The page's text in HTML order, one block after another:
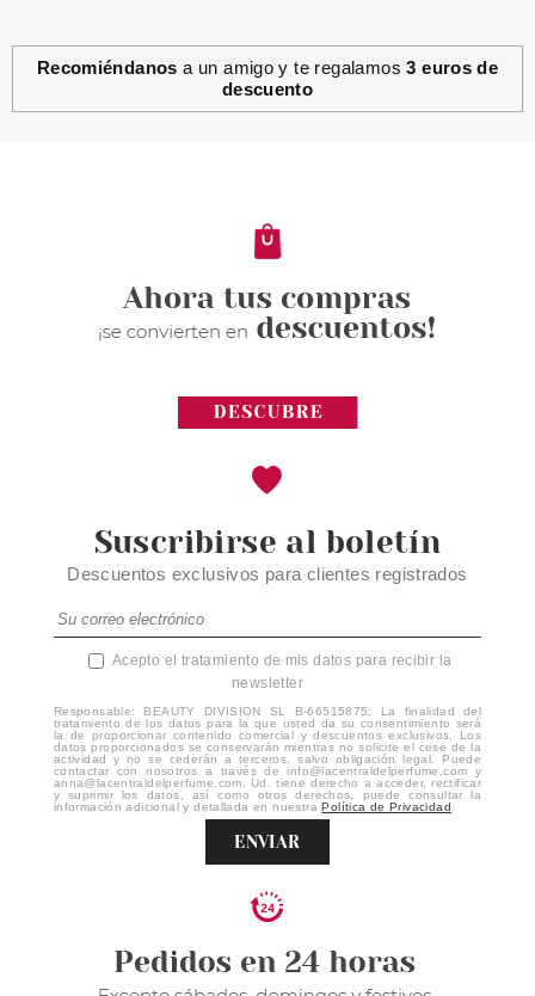
Recomiéndanos a un amigo y te regalamos3 euros de
descuento
Suscribirse al boletín
Descuentos exclusivos para clientes registrados
Acepto el tratamiento de mis datos para recibir la
newsletter
Responsable: BEAUTY DIVISION SL B-66515875. La finalidad del
tratamiento de los datos para la que usted da su consentimiento será
la de proporcionar contenido comercial y descuentos exclusivos. Los
datos proporcionados se conservarán mientras no solicite el cese de la
actividad y no se cederán a terceros, salvo obligación legal. Puede
contactar con nosotros a través de info@lacentraldelperfume.com y
anna@lacentraldelperfume.com. Ud. tiene derecho a acceder, rectificar
y suprimir los datos, así como otros derechos, puede consultar la
información adicional y detallada en nuestraPolítica de Privacidad
ENVIAR